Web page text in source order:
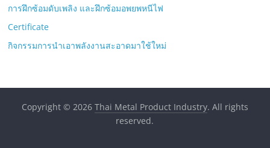
การฝึกซ้อมดับเพลิง และฝึกซ้อมอพยพหนีไฟ
Certificate
กิจกรรมการนำเอาพลังงานสะอาดมาใช้ใหม่
Copyright © 2026 Thai Metal Product Industry. All rights
reserved.